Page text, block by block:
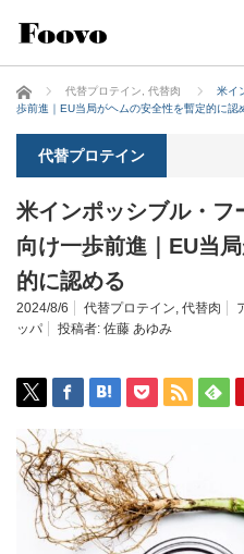
ホーム 代替プロテイン 代替肉
米イ
歩前進｜EU当局がヘムの安全性を暫定的に認
代替プロテイン
米インポッシブル・フ
向け一歩前進｜EU当
的に認める
2024/8/6 代替プロテイン, 代替肉
ッパ
投稿者: 佐藤 あゆみ